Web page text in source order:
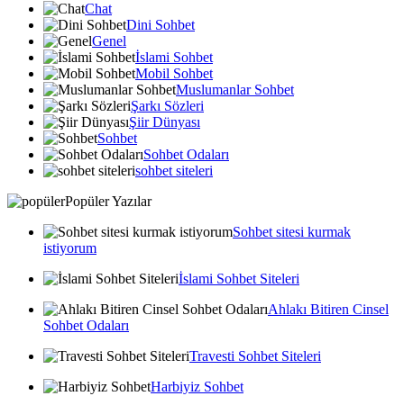
Chat
Dini Sohbet
Genel
İslami Sohbet
Mobil Sohbet
Muslumanlar Sohbet
Şarkı Sözleri
Şiir Dünyası
Sohbet
Sohbet Odaları
sohbet siteleri
Popüler Yazılar
Sohbet sitesi kurmak
istiyorum
İslami Sohbet Siteleri
Ahlakı Bitiren Cinsel
Sohbet Odaları
Travesti Sohbet Siteleri
Harbiyiz Sohbet